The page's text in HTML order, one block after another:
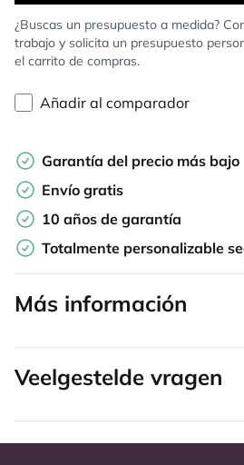
¿Buscas un presupuesto a medida?
trabajo y solicita un presupuesto
el carrito de compras.
Añadir al comparador
Garantía del precio más bajo
Envío gratis
10 años de garantía
Totalmente personalizable
Más información
Veelgestelde vragen